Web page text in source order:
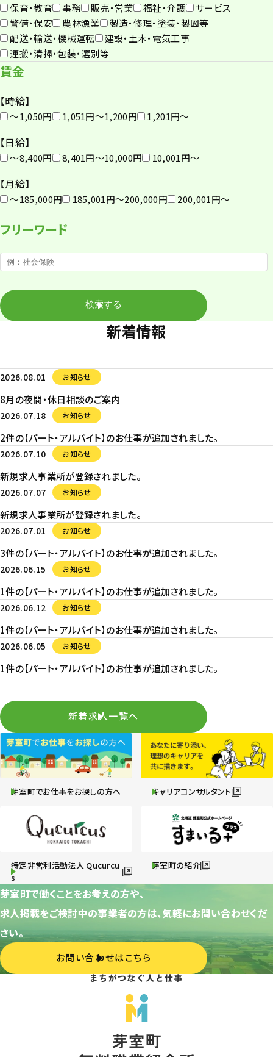
保育・教育
事務 販売・営業 福祉・介護
サービス
警備・保安
農林漁業
製造・修理・塗装・製図等
配送・輸送・機械運転
建設・土木・電気工事
運搬・清掃・包装・選別等
賃金
【時給】
〜1,050円 1,051円〜1,200円 1,201円〜
【日給】
〜8,400円 8,401円〜10,000円 10,001円〜
【月給】
〜185,000円 185,001円〜200,000円 200,001円〜
フリーワード
新着情報
2026.08.01 お知らせ
8月の夜間・休日相談のご案内
2026.07.18 お知らせ
2件の【パート・アルバイト】のお仕事が追加されました。
2026.07.10 お知らせ
新規求人事業所が登録されました。
2026.07.07 お知らせ
新規求人事業所が登録されました。
2026.07.01 お知らせ
3件の【パート・アルバイト】のお仕事が追加されました。
2026.06.15 お知らせ
1件の【パート・アルバイト】のお仕事が追加されました。
2026.06.12 お知らせ
1件の【パート・アルバイト】のお仕事が追加されました。
2026.06.05 お知らせ
1件の【パート・アルバイト】のお仕事が追加されました。
新着求人一覧へ
芽室町でお仕事をお探しの方へ キャリアコンサルタント
特定非営利活動法人 Qucurcu
s
芽室町の紹介
芽室町で働くことをお考えの方や、
求人掲載をご検討中の事業者の方は、気軽にお問い合わせくだ
さい。
お問い合わせはこちら